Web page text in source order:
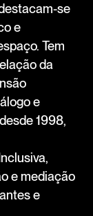
se
e
Tem
da
e
1998,
e mediação
e